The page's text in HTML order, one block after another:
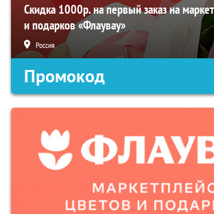
Скидка 1000р. на первый заказ на
и подарков «Флаувау»
Россия
Промокод